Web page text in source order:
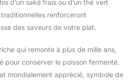
d’un saké frais ou d’un thé vert
renforceront
des saveurs de votre plat.
qui remonte à plus de mille ans,
pour conserver le poisson fermenté.
mondialement apprécié, symbole de